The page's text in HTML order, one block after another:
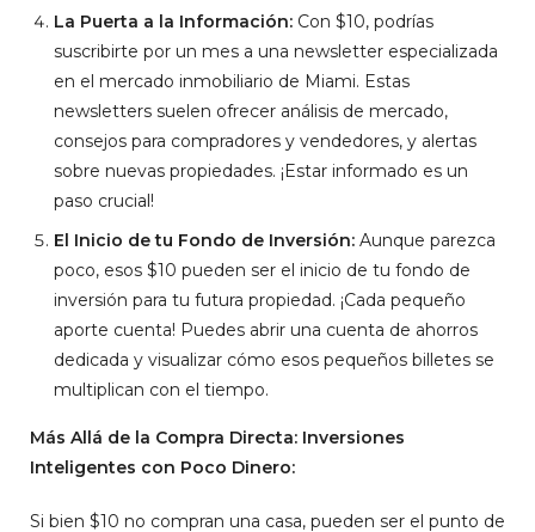
La Puerta a la Información: Con $10, podrías
suscribirte por un mes a una newsletter especializada
en el mercado inmobiliario de Miami. Estas
newsletters suelen ofrecer análisis de mercado,
consejos para compradores y vendedores, y alertas
sobre nuevas propiedades. ¡Estar informado es un
paso crucial!
El Inicio de tu Fondo de Inversión: Aunque parezca
poco, esos $10 pueden ser el inicio de tu fondo de
inversión para tu futura propiedad. ¡Cada pequeño
aporte cuenta! Puedes abrir una cuenta de ahorros
dedicada y visualizar cómo esos pequeños billetes se
multiplican con el tiempo.
Más Allá de la Compra Directa: Inversiones
Inteligentes con Poco Dinero:
Si bien $10 no compran una casa, pueden ser el punto de